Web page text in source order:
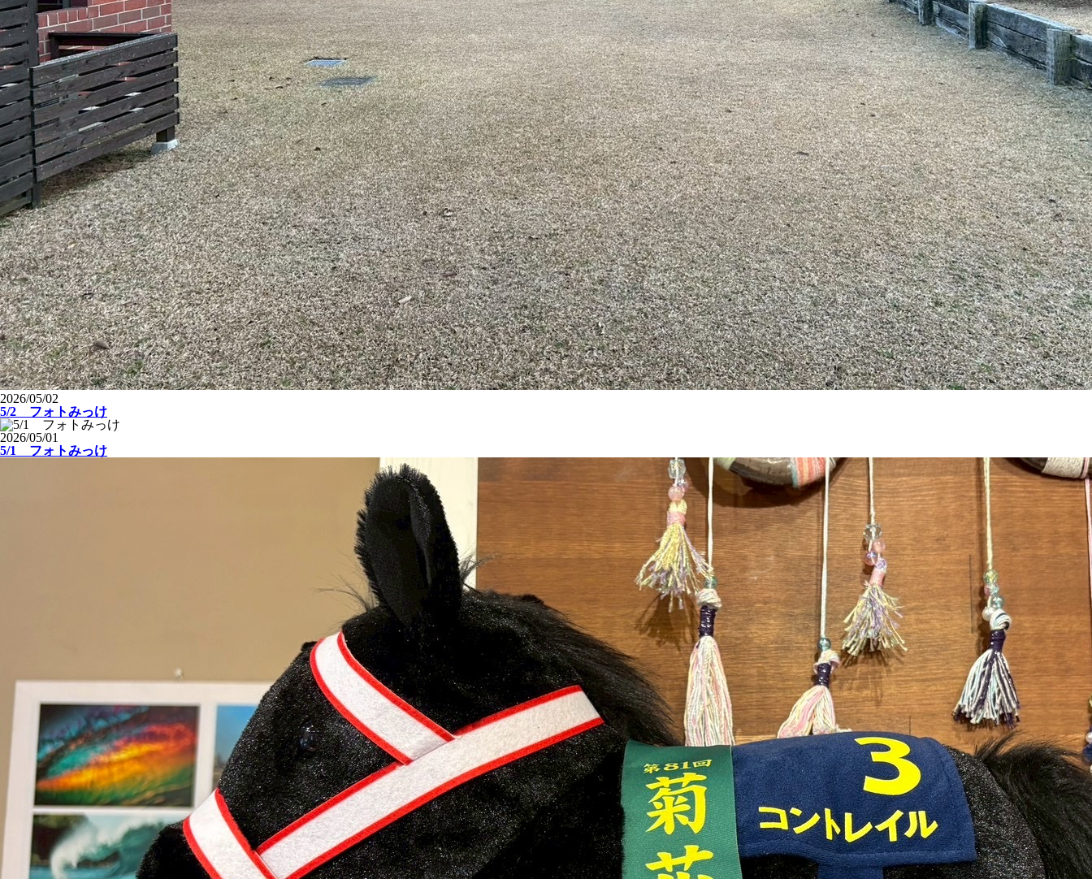
2026/05/02
5/2 フォトみっけ
2026/05/01
5/1 フォトみっけ